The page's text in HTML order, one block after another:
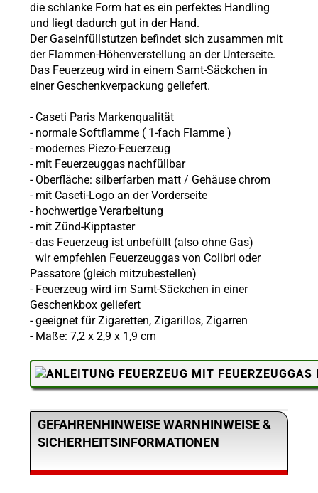
die schlanke Form hat es ein perfektes Handling
und liegt dadurch gut in der Hand.
Der Gaseinfüllstutzen befindet sich zusammen mit
der Flammen-Höhenverstellung an der Unterseite.
Das Feuerzeug wird in einem Samt-Säckchen in
einer Geschenkverpackung geliefert.
- Caseti ParisMarkenqualität
- normale Softflamme (1-fach Flamme )
- modernes Piezo-Feuerzeug
- mit Feuerzeuggas nachfüllbar
- Oberfläche: silberfarben matt / Gehäuse chrom
- mit Caseti-Logo an der Vorderseite
- hochwertige Verarbeitung
- mit Zünd-Kipptaster
- das Feuerzeug ist unbefüllt (also ohne Gas)
wir empfehlen Feuerzeuggas von Colibri oder
Passatore (gleich mitzubestellen)
- Feuerzeug wird im Samt-Säckchen in einer
Geschenkbox geliefert
- geeignet für Zigaretten, Zigarillos, Zigarren
- Maße: 7,2 x 2,9 x 1,9 cm
GEFAHRENHINWEISE WARNHINWEISE &
SICHERHEITSINFORMATIONEN